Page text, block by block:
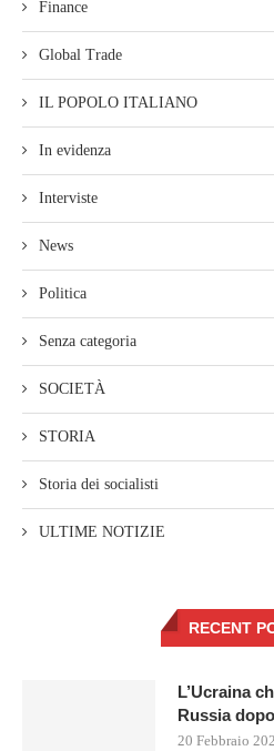
Finance
Global Trade
IL POPOLO ITALIANO
In evidenza
Interviste
News
Politica
Senza categoria
SOCIETÀ
STORIA
Storia dei socialisti
ULTIME NOTIZIE
RECENT
L’Ucraina
Russia
20 Febbraio